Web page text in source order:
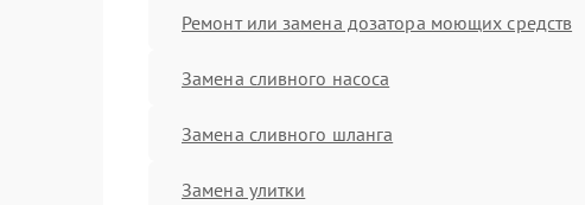
Ремонт или замена дозатора моющих средств
Замена сливного насоса
Замена сливного шланга
Замена улитки